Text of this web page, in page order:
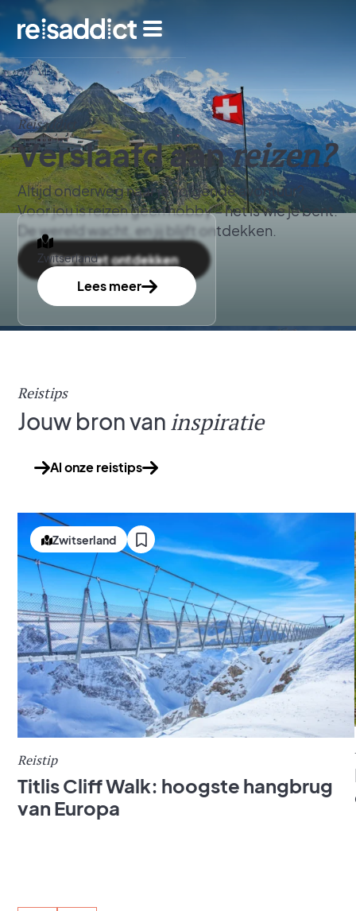
Reisaddict
Verslaafd aanreizen?
Altijd onderweg naar je volgende avontuur?
Voor jou is reizen geen hobby – het is wie je bent.
De wereld wacht, en jij blijft ontdekken.
Start met ontdekken
Zwitserland
Lees meer
Japan
Lees meer
Reistips
Jouw bron van inspiratie
Al onze reistips
Zwitserland
Reistip
Titlis Cliff Walk: hoogste hangbrug
van Europa